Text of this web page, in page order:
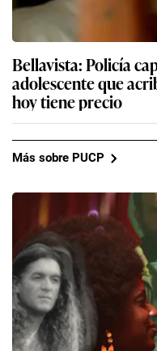
Bellavista: Policía
adolescente que
hoy tiene precio
Más sobre PUCP